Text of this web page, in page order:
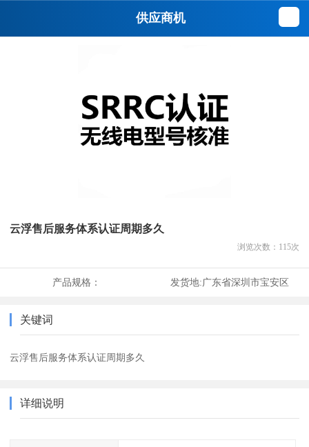
供应商机
云浮售后服务体系认证周期多久
浏览次数： 115次
产品规格： 发货地:广东省深圳市宝安区
关键词
云浮售后服务体系认证周期多久
详细说明